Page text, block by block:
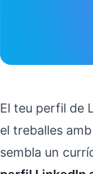
El teu perfil de
el treballes
sembla un